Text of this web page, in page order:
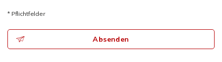
* Pflichtfelder
Absenden